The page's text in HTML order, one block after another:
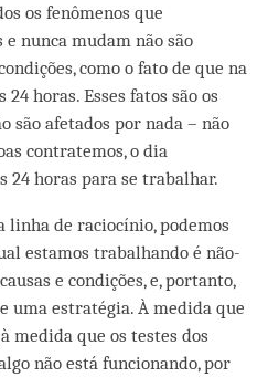
os fenômenos que
nunca mudam não são
como o fato de que na
horas. Esses fatos são os
são afetados por nada – não
contratemos, o dia
24 horas para se trabalhar.
linha de raciocínio, podemos
estamos trabalhando é não-
e condições, e, portanto,
uma estratégia. À medida que
medida que os testes dos
não está funcionando, por